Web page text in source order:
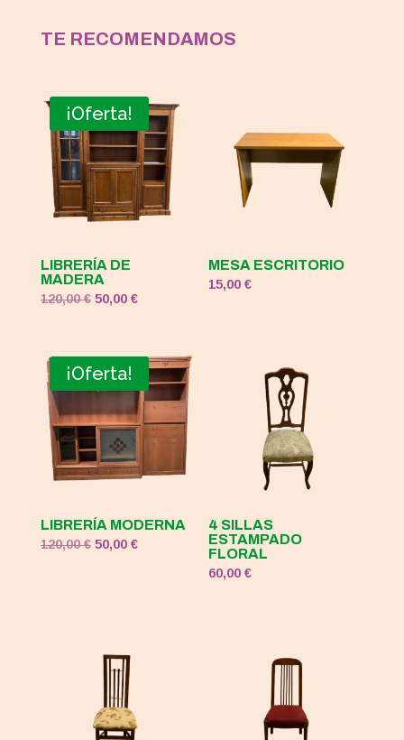
TE RECOMENDAMOS
¡Oferta!
LIBRERÍA DE
MADERA
120,00€ El
era:
120,00 €.
50,00 €El
es:
50,00 €.
MESA ESCRITORIO
15,00€
¡Oferta!
LIBRERÍA MODERNA
120,00€ El
50,00 €El
4 SILLAS
ESTAMPADO
FLORAL
60,00€